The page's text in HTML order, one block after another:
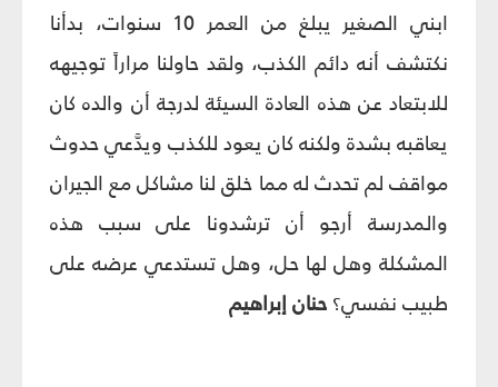
ابني الصغير يبلغ من العمر 10 سنوات، بدأنا
نكتشف أنه دائم الكذب، ولقد حاولنا مراراً توجيهه
للابتعاد عن هذه العادة السيئة لدرجة أن والده كان
يعاقبه بشدة ولكنه كان يعود للكذب ويدَّعي حدوث
مواقف لم تحدث له مما خلق لنا مشاكل مع الجيران
والمدرسة أرجو أن ترشدونا على سبب هذه
المشكلة وهل لها حل، وهل تستدعي عرضه على
طبيب نفسي؟ حنان إبراهيم‏